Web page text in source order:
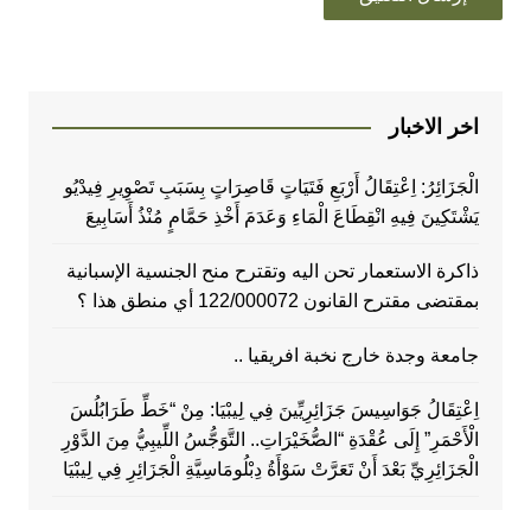
اخر الاخبار
الْجَزَائِرُ: اِعْتِقَالُ أَرْبَعِ فَتَيَاتٍ قَاصِرَاتٍ بِسَبَبِ تَصْوِيرِ فِيدْيُو
يَشْتَكِينَ فِيهِ انْقِطَاعَ الْمَاءِ وَعَدَمَ أَخْذِ حَمَّامٍ مُنْذُ أَسَابِيعَ
ذاكرة الاستعمار تحن اليه وتقترح منح الجنسية الإسبانية
بمقتضى مقترح القانون 122/000072 أي منطق هذا ؟
جامعة وجدة خارج نخبة افريقيا ..
اِعْتِقَالُ جَوَاسِيسَ جَزَائِرِيِّينَ فِي لِيبْيَا: مِنْ “خَطِّ طَرَابُلُسَ
الْأَحْمَرِ” إِلَى عُقْدَةِ “الصُّخَيْرَاتِ.. التَّوَجُّسُ اللِّيبِيُّ مِنَ الدَّوْرِ
الْجَزَائِرِيِّ بَعْدَ أَنْ تَعَرَّتْ سَوْأَةُ دِبْلُومَاسِيَّةِ الْجَزَائِرِ فِي لِيبْيَا